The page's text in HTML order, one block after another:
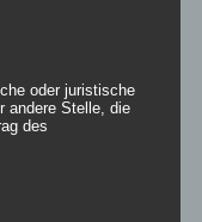
oder juristische
andere Stelle, die
des